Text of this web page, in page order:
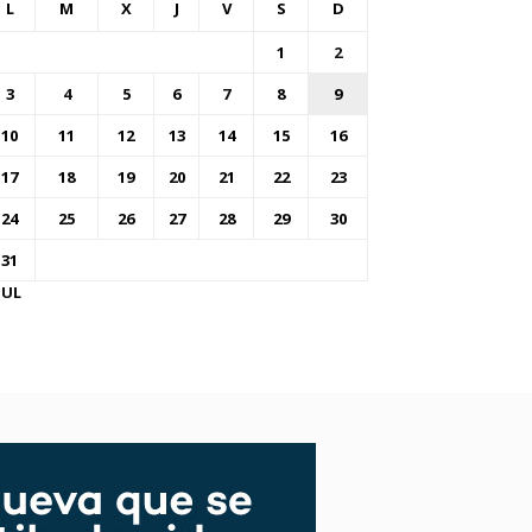
L M X J V S D
1
2
3
4 5 6 7 8
9
10
11 12 13 14 15
16
17
18 19 20 21 22
23
24
25 26 27 28 29
30
31